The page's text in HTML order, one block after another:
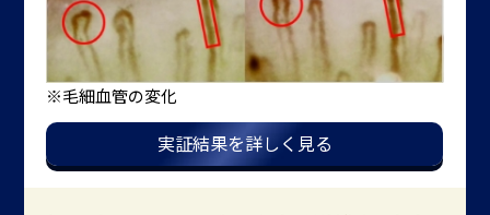
※毛細血管の変化
実証結果を詳しく見る